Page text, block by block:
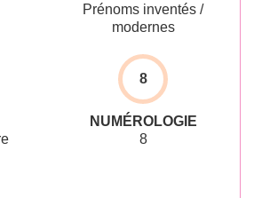
Prénoms inventés /
modernes
8
NUMÉROLOGIE
8